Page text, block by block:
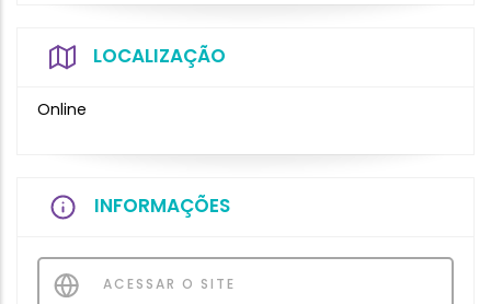
LOCALIZAÇÃO
Online
INFORMAÇÕES
ACESSAR O SITE